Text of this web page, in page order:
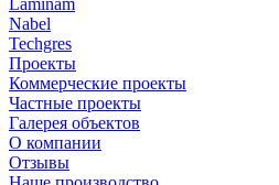
Laminam
Nabel
Techgres
Проекты
Коммерческие проекты
Частные проекты
Галерея объектов
О компании
Отзывы